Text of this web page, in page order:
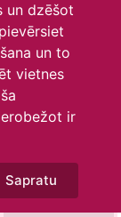
un dzēšot
un to
vietnes
ir
Sapratu
S
12
19